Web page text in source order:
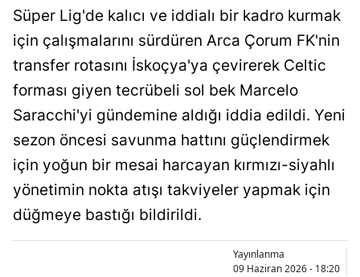
Aydın
Balıkesir
Bingöl
Bitlis
Burdur
Süper Lig'de kalıcı ve iddialı bir kadro kurmak
için çalışmalarını sürdüren Arca Çorum FK'nin
transfer rotasını İskoçya'ya çevirerek Celtic
forması giyen tecrübeli sol bek Marcelo
Saracchi'yi gündemine aldığı iddia edildi. Yeni
sezon öncesi savunma hattını güçlendirmek
için yoğun bir mesai harcayan kırmızı-siyahlı
yönetimin nokta atışı takviyeler yapmak için
düğmeye bastığı bildirildi.
Yayınlanma
09 Haziran 2026 - 18:20